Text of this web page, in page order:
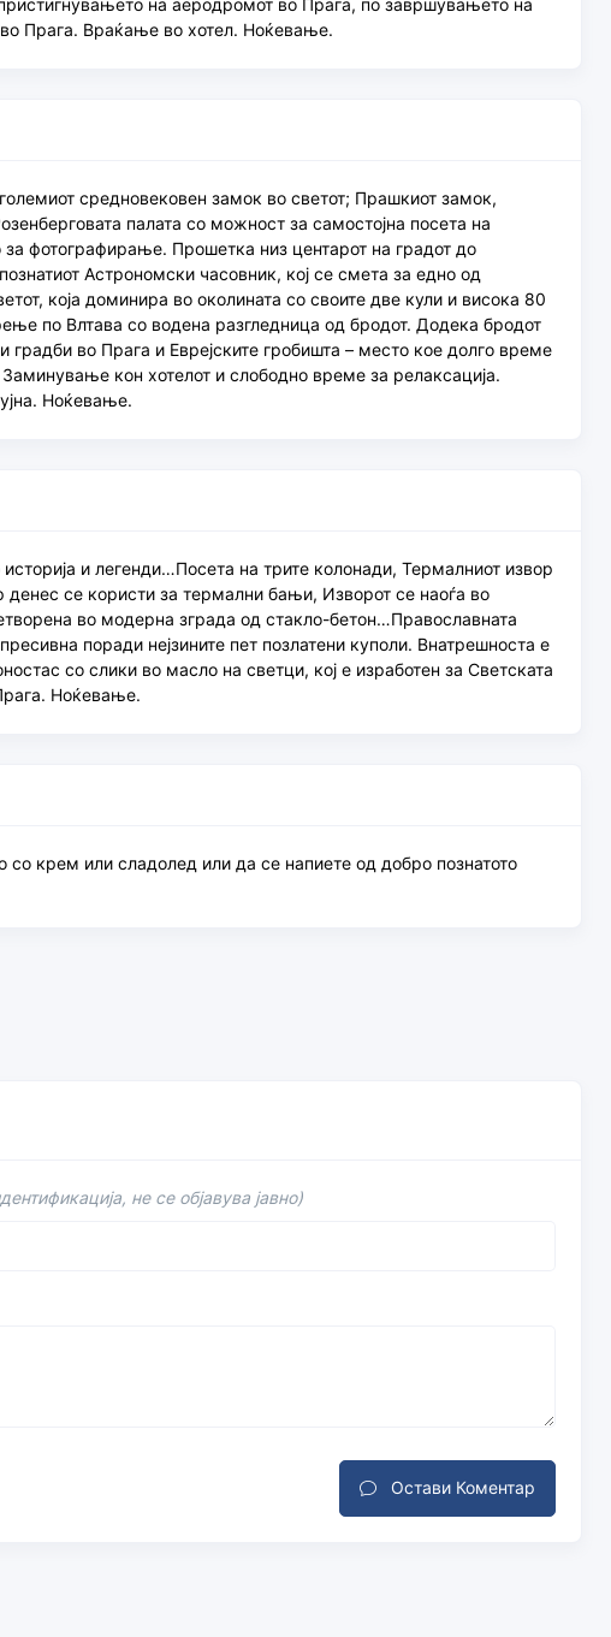
на аеродромот во Прага, по завршувањето на
Прага. Враќање во хотел. Ноќевање.
средновековен замок во светот; Прашкиот замок,
палата со можност за самостојна посета на
фотографирање. Прошетка низ центарот на градот до
Астрономски часовник, кој се смета за едно од
која доминира во околината со своите две кули и висока 80
по Влтава со водена разгледница од бродот. Додека бродот
градби во Прага и Еврејските гробишта – место кое долго време
кон хотелот и слободно време за релаксација.
Ноќевање.
и легенди…Посета на трите колонади, Термалниот извор
се користи за термални бањи, Изворот се наоѓа во
во модерна зграда од стакло-бетон…Православната
поради нејзините пет позлатени куполи. Внатрешноста е
со слики во масло на светци, кој е изработен за Светската
Ноќевање.
крем или сладолед или да се напиете од добро познатото
не се објавува јавно)
Остави Коментар